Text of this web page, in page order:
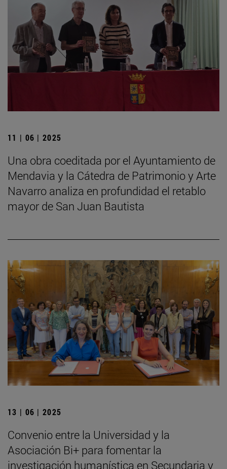
11 | 06 | 2025
Una obra coeditada por el Ayuntamiento de
Mendavia y la Cátedra de Patrimonio y Arte
Navarro analiza en profundidad el retablo
mayor de San Juan Bautista
13 | 06 | 2025
Convenio entre la Universidad y la
Asociación Bi+ para fomentar la
investigación humanística en Secundaria y